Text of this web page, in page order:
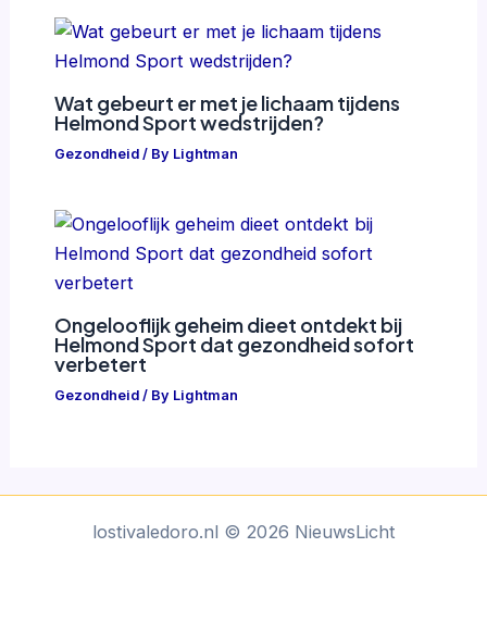
Wat gebeurt er met je lichaam tijdens
Helmond Sport wedstrijden?
Gezondheid/ By Lightman
Ongelooflijk geheim dieet ontdekt bij
Helmond Sport dat gezondheid sofort
verbetert
Gezondheid/ By Lightman
lostivaledoro.nl © 2026 NieuwsLicht